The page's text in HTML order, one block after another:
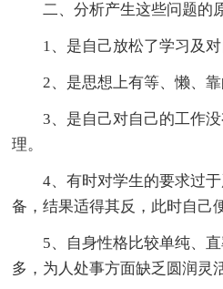
二、分析产生这些问题的
1、是自己放松了学习及对
2、是思想上有等、懒、靠
3、是自己对自己的工作
理。
4、有时对学生的要求过
备，结果适得其反，此时自己
5、自身性格比较单纯、
多，为人处事方面缺乏圆润灵